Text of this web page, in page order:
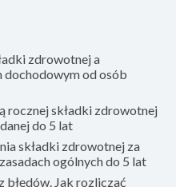
zdrowotnej a
od osób
rocznej składki zdrowotnej
do 5 lat
składki zdrowotnej za
ogólnych do 5 lat
błędów. Jak rozliczać